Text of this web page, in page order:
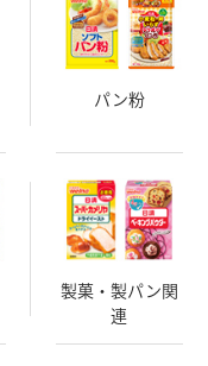
パン粉
製菓・製パン関
連